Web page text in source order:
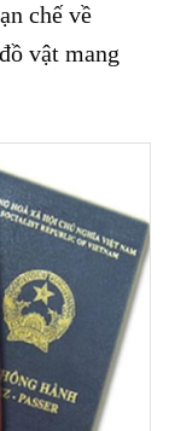
chế về
vật mang